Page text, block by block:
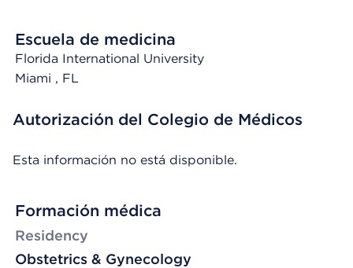
Escuela de medicina
Florida International University
Miami , FL
Autorización del Colegio de Médicos
Esta información no está disponible.
Formación médica
Residency
Obstetrics & Gynecology